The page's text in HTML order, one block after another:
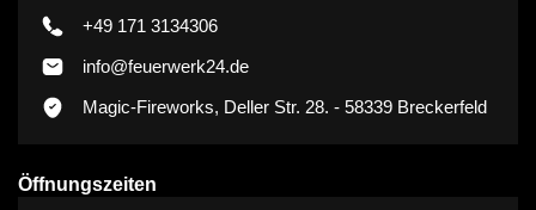
+49 171 3134306
info@feuerwerk24.de
Magic-Fireworks, Deller Str. 28. - 58339 Breckerfeld
Öffnungszeiten